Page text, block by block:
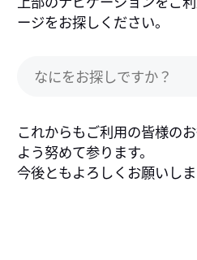
ージをお探しください。
これからもご利用の皆様の
よう努めて参ります。
今後ともよろしくお願いしま